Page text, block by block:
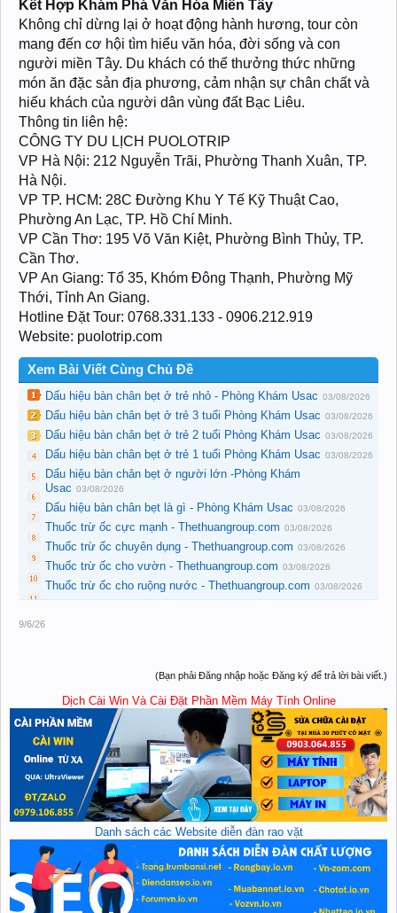
Kết Hợp Khám Phá Văn Hóa Miền Tây
Không chỉ dừng lại ở hoạt động hành hương, tour còn
mang đến cơ hội tìm hiểu văn hóa, đời sống và con
người miền Tây. Du khách có thể thưởng thức những
món ăn đặc sản địa phương, cảm nhận sự chân chất và
hiếu khách của người dân vùng đất Bạc Liêu.
Thông tin liên hệ:
CÔNG TY DU LỊCH PUOLOTRIP
VP Hà Nội: 212 Nguyễn Trãi, Phường Thanh Xuân, TP.
Hà Nội.
VP TP. HCM: 28C Đường Khu Y Tế Kỹ Thuật Cao,
Phường An Lạc, TP. Hồ Chí Minh.
VP Cần Thơ: 195 Võ Văn Kiệt, Phường Bình Thủy, TP.
Cần Thơ.
VP An Giang: Tổ 35, Khóm Đông Thạnh, Phường Mỹ
Thới, Tỉnh An Giang.
Hotline Đặt Tour: 0768.331.133 - 0906.212.919
Website: puolotrip.com
Xem Bài Viết Cùng Chủ Đề
Dấu hiệu bàn chân bẹt ở trẻ nhỏ - Phòng Khám Usac 03/08/2026
Dấu hiệu bàn chân bẹt ở trẻ 3 tuổi Phòng Khám Usac 03/08/2026
Dấu hiệu bàn chân bẹt ở trẻ 2 tuổi Phòng Khám Usac 03/08/2026
Dấu hiệu bàn chân bẹt ở trẻ 1 tuổi Phòng Khám Usac 03/08/2026
Dấu hiệu bàn chân bẹt ở người lớn -Phòng Khám
Usac 03/08/2026
Dấu hiệu bàn chân bẹt là gì - Phòng Khám Usac 03/08/2026
Thuốc trừ ốc cực mạnh - Thethuangroup.com 03/08/2026
Thuốc trừ ốc chuyên dụng - Thethuangroup.com 03/08/2026
Thuốc trừ ốc cho vườn - Thethuangroup.com 03/08/2026
Thuốc trừ ốc cho ruộng nước - Thethuangroup.com 03/08/2026
9/6/26
(Bạn phải Đăng nhập hoặc Đăng ký để trả lời bài viết.)
Dịch Cài Win Và Cài Đặt Phần Mềm Máy Tính Online
Danh sách các Website diễn đàn rao vặt